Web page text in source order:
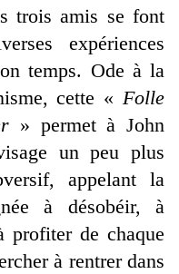
trois amis se font
expériences
temps. Ode à la
cette « Folle
» permet à John
un peu plus
appelant la
à désobéir, à
profiter de chaque
à rentrer dans